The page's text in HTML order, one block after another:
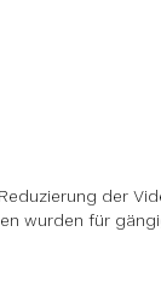
der
wurden für